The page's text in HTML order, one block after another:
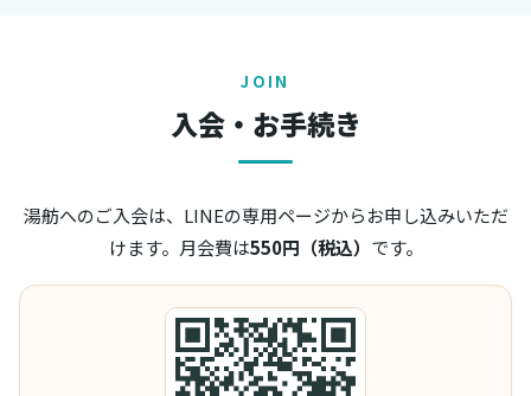
JOIN
入会・お手続き
湯舫へのご入会は、LINEの専用ページからお申し込みいただ
けます。月会費は550円（税込） です。